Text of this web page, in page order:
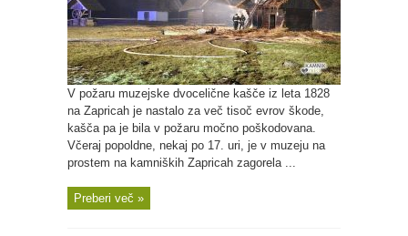
V požaru muzejske dvocelične kašče iz leta 1828
na Zapricah je nastalo za več tisoč evrov škode,
kašča pa je bila v požaru močno poškodovana.
Včeraj popoldne, nekaj po 17. uri, je v muzeju na
prostem na kamniških Zapricah zagorela ...
Preberi več »